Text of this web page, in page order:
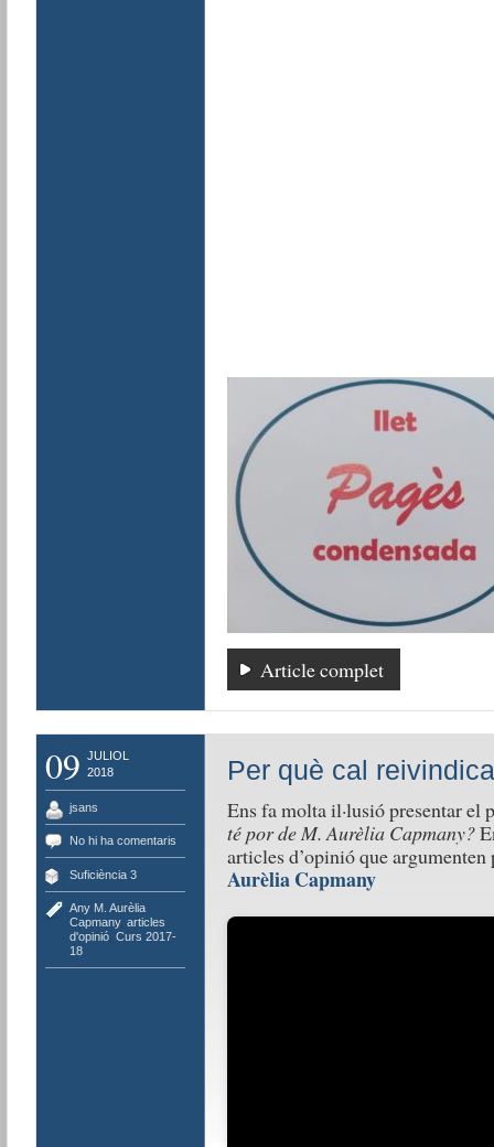
Article complet
09 JULIOL
2018
jsans
No hi ha comentaris
Suficiència 3
Any M. Aurèlia
Capmany, articles
d'opinió, Curs 2017-
18
Per què cal
Ens fa molta il·lusió presentar
té por de M. Aurèlia Capmany?
articles d’opinió que
Aurèlia Capmany